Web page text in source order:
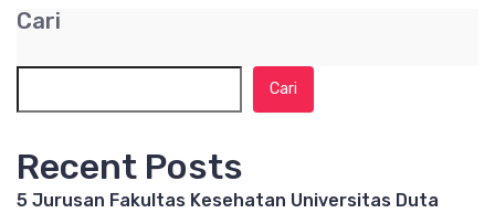
Cari
Cari
Recent Posts
5 Jurusan Fakultas Kesehatan Universitas Duta